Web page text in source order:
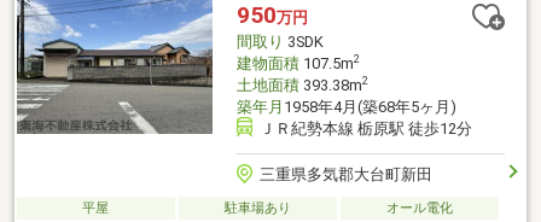
950万円
間取り 3SDK
建物面積107.5m2
土地面積393.38m2
築年月 1958年4月(築68年5ヶ月)
ＪＲ紀勢本線 栃原駅 徒歩12分
三重県多気郡大台町新田
平屋 駐車場あり オール電化